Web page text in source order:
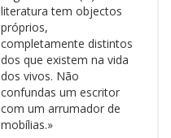
literatura tem objectos
próprios,
completamente distintos
dos que existem na vida
dos vivos. Não
confundas um escritor
com um arrumador de
mobílias.»